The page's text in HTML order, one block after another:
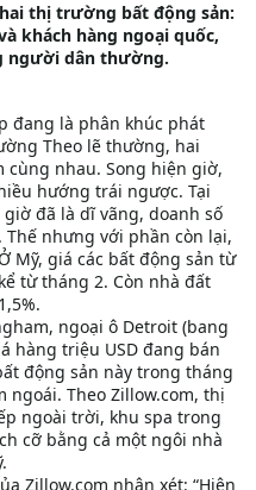
thị trường bất động sản:
khách hàng ngoại quốc,
người dân thường.
đang là phân khúc phát
Theo lẽ thường, hai
cùng nhau. Song hiện giờ,
hướng trái ngược. Tại
đã là dĩ vãng, doanh số
nhưng với phần còn lại,
Mỹ, giá các bất động sản từ
từ tháng 2. Còn nhà đất
ngoại ô Detroit (bang
hàng triệu USD đang bán
động sản này trong tháng
ngoái. Theo Zillow.com, thị
ngoài trời, khu spa trong
cỡ bằng cả một ngôi nhà
Zillow.com nhận xét: “Hiện